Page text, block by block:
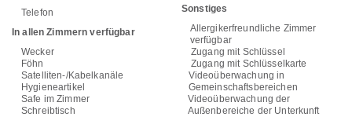
Telefon
In allen Zimmern verfügbar
Wecker
Föhn
Satelliten-/Kabelkanäle
Hygieneartikel
Safe im Zimmer
Schreibtisch
Sonstiges
Allergikerfreundliche Zimmer
verfügbar
Zugang mit Schlüssel
Zugang mit Schlüsselkarte
Videoüberwachung in
Gemeinschaftsbereichen
Videoüberwachung der
Außenbereiche der Unterkunft